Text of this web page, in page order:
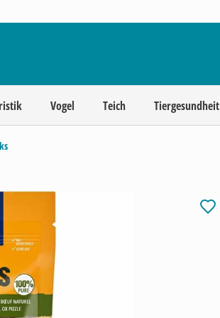
Vogel Teich Tiergesundheit